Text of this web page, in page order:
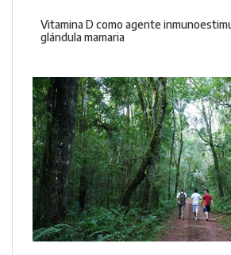
Vitamina D como agente
glándula mamaria